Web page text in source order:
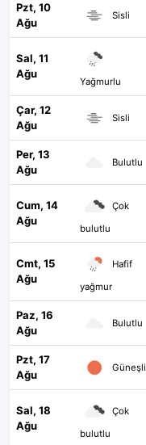
Pzt, 10
Ağu
Sisli
Sal, 11
Ağu
Yağmurlu
Çar, 12
Ağu
Sisli
Per, 13
Ağu
Bulutlu
Cum, 14
Ağu
Çok
bulutlu
Cmt, 15
Ağu
Hafif
yağmur
Paz, 16
Ağu
Bulutlu
Pzt, 17
Ağu
Güneşli
Sal, 18
Ağu
Çok
bulutlu